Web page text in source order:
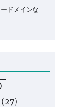
ドメインな
(27)